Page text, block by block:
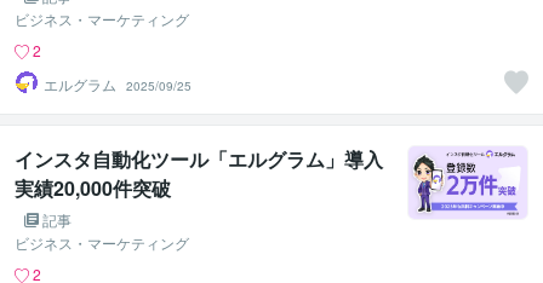
ビジネス・マーケティング
2
エルグラム
2025/09/25
インスタ自動化ツール「エルグラム」導入
実績20,000件突破
記事
ビジネス・マーケティング
2